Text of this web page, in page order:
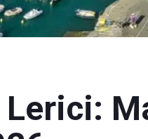
Lerici: